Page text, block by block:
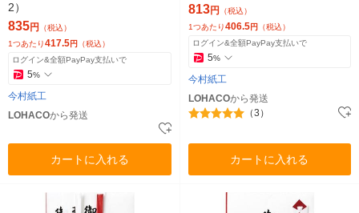
2）
835円
（税込）
1つあたり417.5円 （税込）
ログイン&全額PayPay支払いで
5%
今村紙工
LOHACOから発送
カートに入れる
813円
（税込）
1つあたり406.5円 （税込）
ログイン&全額PayPay支払いで
5%
今村紙工
LOHACOから発送
（3）
カートに入れる